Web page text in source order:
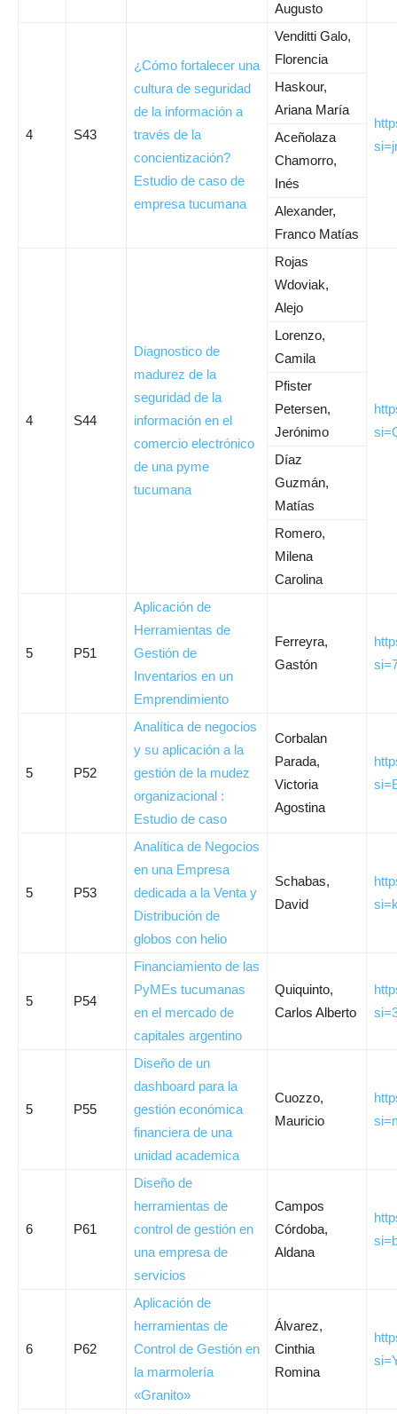
Augusto
4 S43
¿Cómo fortalecer una
cultura de seguridad
de la información a
través de la
concientización?
Estudio de caso de
empresa tucumana
Venditti Galo,
Florencia
Haskour,
Ariana María
Aceñolaza
Chamorro,
Inés
Alexander,
Franco Matías
4 S44
Diagnostico de
madurez de la
seguridad de la
información en el
comercio electrónico
de una pyme
tucumana
Rojas
Wdoviak,
Alejo
Lorenzo,
Camila
Pfister
Petersen,
Jerónimo
Díaz
Guzmán,
Matías
Romero,
Milena
Carolina
5 P51
Aplicación de
Herramientas de
Gestión de
Inventarios en un
Emprendimiento
Ferreyra,
Gastón
5 P52
Analítica de negocios
y su aplicación a la
gestión de la mudez
organizacional :
Estudio de caso
Corbalan
Parada,
Victoria
Agostina
5 P53
Analítica de Negocios
en una Empresa
dedicada a la Venta y
Distribución de
globos con helio
Schabas,
David
5 P54
Financiamiento de las
PyMEs tucumanas
en el mercado de
capitales argentino
Quiquinto,
Carlos Alberto
5 P55
Diseño de un
dashboard para la
gestión económica
financiera de una
unidad academica
Cuozzo,
Mauricio
6 P61
Diseño de
herramientas de
control de gestión en
una empresa de
servicios
Campos
Córdoba,
Aldana
6 P62
Aplicación de
herramientas de
Control de Gestión en
la marmolería
«Granito»
Álvarez,
Cinthia
Romina